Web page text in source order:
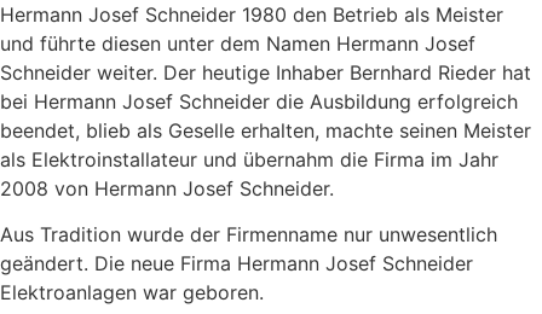
Hermann Josef Schneider 1980 den Betrieb als Meister
und führte diesen unter dem Namen Hermann Josef
Schneider weiter. Der heutige Inhaber Bernhard Rieder hat
bei Hermann Josef Schneider die Ausbildung erfolgreich
beendet, blieb als Geselle erhalten, machte seinen Meister
als Elektroinstallateur und übernahm die Firma im Jahr
2008 von Hermann Josef Schneider.
Aus Tradition wurde der Firmenname nur unwesentlich
geändert. Die neue Firma Hermann Josef Schneider
Elektroanlagen war geboren.